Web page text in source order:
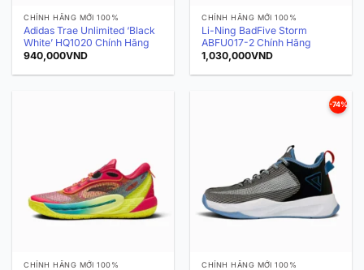
CHÍNH HÃNG MỚI 100%
Adidas Trae Unlimited ‘Black
White’ HQ1020 Chính Hãng
940,000VND
CHÍNH HÃNG MỚI 100%
Li-Ning BadFive Storm
ABFU017-2 Chính Hãng
1,030,000VND
CHÍNH HÃNG MỚI 100%
-74%
CHÍNH HÃNG MỚI 100%